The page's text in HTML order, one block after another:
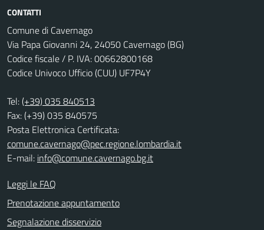
CONTATTI
Comune di Cavernago
Via Papa Giovanni 24, 24050 Cavernago (BG)
Codice fiscale / P. IVA: 00662800168
Codice Univoco Ufficio (CUU) UF7P4Y
Tel:(+39) 035 840513
Fax: (+39) 035 840575
Posta Elettronica Certificata:
comune.cavernago@pec.regione.lombardia.it
E-mail: info@comune.cavernago.bg.it
Leggi le FAQ
Prenotazione appuntamento
Segnalazione disservizio